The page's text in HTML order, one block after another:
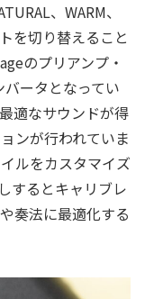
、WARM、
を切り替えること
のプリアンプ・
ータとなってい
適なサウンドが得
ンが行われていま
ルをカスタマイズ
するとキャリブレ
奏法に最適化する